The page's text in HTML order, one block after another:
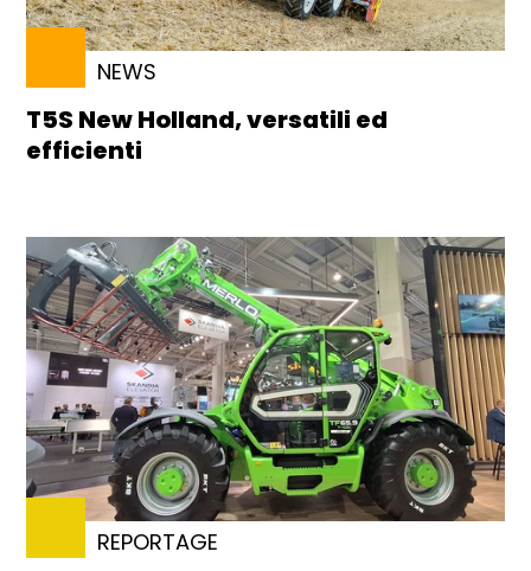
NEWS
T5S New Holland, versatili ed
efficienti
REPORTAGE